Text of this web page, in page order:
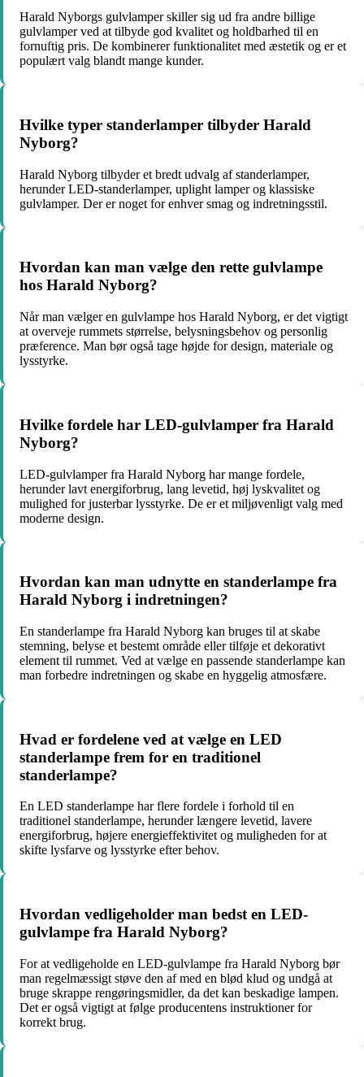
Harald Nyborgs gulvlamper skiller sig ud fra andre billige
gulvlamper ved at tilbyde god kvalitet og holdbarhed til en
fornuftig pris. De kombinerer funktionalitet med æstetik og er et
populært valg blandt mange kunder.
Hvilke typer standerlamper tilbyder Harald
Nyborg?
Harald Nyborg tilbyder et bredt udvalg af standerlamper,
herunder LED-standerlamper, uplight lamper og klassiske
gulvlamper. Der er noget for enhver smag og indretningsstil.
Hvordan kan man vælge den rette gulvlampe
hos Harald Nyborg?
Når man vælger en gulvlampe hos Harald Nyborg, er det vigtigt
at overveje rummets størrelse, belysningsbehov og personlig
præference. Man bør også tage højde for design, materiale og
lysstyrke.
Hvilke fordele har LED-gulvlamper fra Harald
Nyborg?
LED-gulvlamper fra Harald Nyborg har mange fordele,
herunder lavt energiforbrug, lang levetid, høj lyskvalitet og
mulighed for justerbar lysstyrke. De er et miljøvenligt valg med
moderne design.
Hvordan kan man udnytte en standerlampe fra
Harald Nyborg i indretningen?
En standerlampe fra Harald Nyborg kan bruges til at skabe
stemning, belyse et bestemt område eller tilføje et dekorativt
element til rummet. Ved at vælge en passende standerlampe kan
man forbedre indretningen og skabe en hyggelig atmosfære.
Hvad er fordelene ved at vælge en LED
standerlampe frem for en traditionel
standerlampe?
En LED standerlampe har flere fordele i forhold til en
traditionel standerlampe, herunder længere levetid, lavere
energiforbrug, højere energieffektivitet og muligheden for at
skifte lysfarve og lysstyrke efter behov.
Hvordan vedligeholder man bedst en LED-
gulvlampe fra Harald Nyborg?
For at vedligeholde en LED-gulvlampe fra Harald Nyborg bør
man regelmæssigt støve den af med en blød klud og undgå at
bruge skrappe rengøringsmidler, da det kan beskadige lampen.
Det er også vigtigt at følge producentens instruktioner for
korrekt brug.